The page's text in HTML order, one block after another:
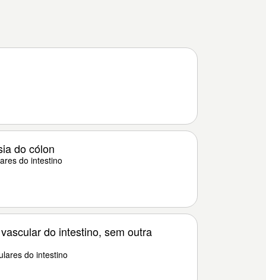
do cólon
do intestino
do intestino, sem outra
do intestino